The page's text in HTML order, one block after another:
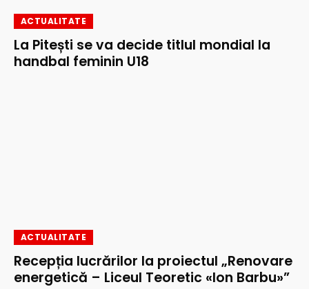
ACTUALITATE
La Pitești se va decide titlul mondial la
handbal feminin U18
ACTUALITATE
Recepția lucrărilor la proiectul „Renovare
energetică – Liceul Teoretic «Ion Barbu»”